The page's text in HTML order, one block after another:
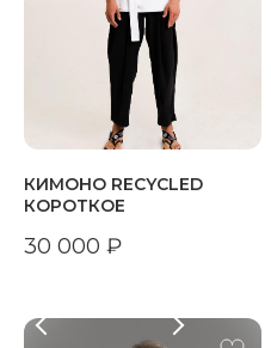
КИМОНО RECYCLED
КОРОТКОЕ
30 000 ₽